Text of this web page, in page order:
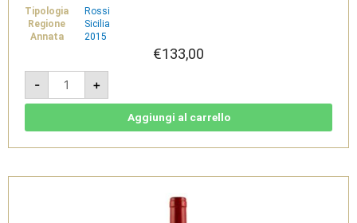
Tipologia
Rossi
Regione
Sicilia
Annata
2015
€133,00
-
Achilles
Terre
siciliane
IGT
3L
+
Aggiungi al carrello